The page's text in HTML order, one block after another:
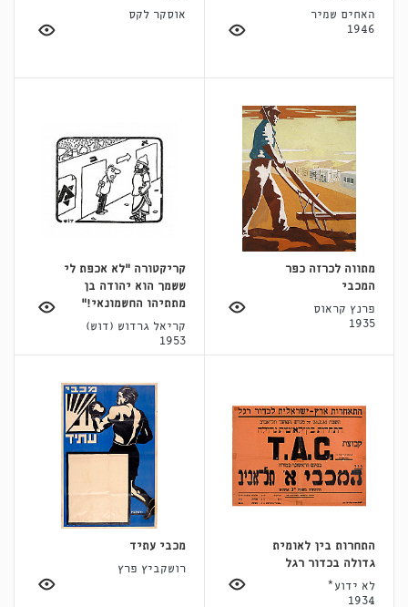
האחים שמיר
1946
אוסקר לקס
מתווה לכרזה כפר
המכבי
פרנץ קראוס
1935
קריקטורה "לא אכפת לי
ששמך הוא יהודה בן
מתתיהו החשמונאי!"
קריאל גרדוש (דוש)
1953
התחרות בין לאומית
גדולה בכדור רגל
לא ידוע*
1934
מכבי עתיד
רושקביץ פרץ